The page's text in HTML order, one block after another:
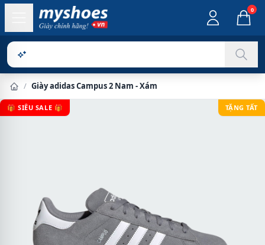
0
Sản phẩm ch
/ Giày adidas Campus 2 Nam - Xám
🎁 SIÊU SALE 🎁 TẶNG TẤT